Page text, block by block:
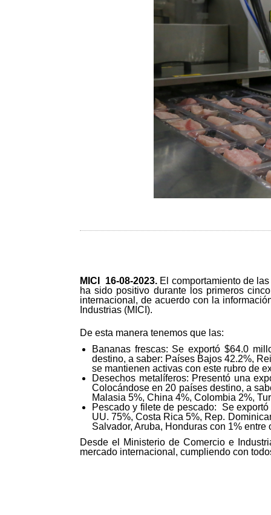
MICI 16-08-2023. El comportamiento de
ha sido positivo durante los primeros
internacional, de acuerdo con la
Industrias (MICI).
De esta manera tenemos que las:
Bananas frescas: Se exportó $64.0
destino, a saber: Países Bajos 42.2%,
se mantienen activas con este rubro de
Desechos metalíferos: Presentó una
Colocándose en 20 países destino, a
Malasia 5%, China 4%, Colombia 2%,
Pescado y filete de pescado: Se
UU. 75%, Costa Rica 5%, Rep.
Salvador, Aruba, Honduras con 1%
Desde el Ministerio de Comercio e
mercado internacional, cumpliendo con